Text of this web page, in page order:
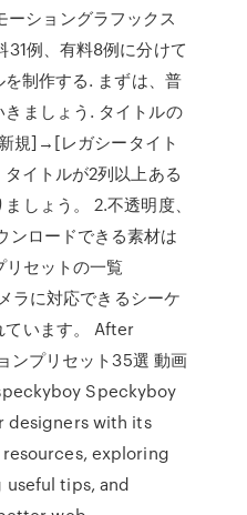
ショングラフックス
例、有料8例に分けて
制作する. まずは、普
ましょう. タイトルの
規]→[レガシータイト
イトルが2列以上ある
しょう。 2.不透明度、
ンロードできる素材は
セットの一覧
ラに対応できるシーケ
ています。 After
ンプリセット35選 動画
Speckyboy
designers with its
exploring
useful tips, and